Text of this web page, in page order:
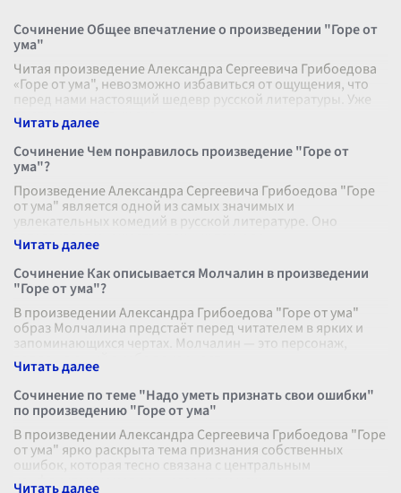
Сочинение Общее впечатление о произведении "Горе от
ума"
Читая произведение Александра Сергеевича Грибоедова
«Горе от ума", невозможно избавиться от ощущения, что
перед нами настоящий шедевр русской литературы. Уже
со страниц первых сцен
Сочинение Чем понравилось произведение "Горе от
ума"?
Произведение Александра Сергеевича Грибоедова "Горе
от ума" является одной из самых значимых и
увлекательных комедий в русской литературе. Оно
затрагивает множество вечных тем и во
Сочинение Как описывается Молчалин в произведении
"Горе от ума"?
В произведении Александра Грибоедова "Горе от ума"
образ Молчалина предстаёт перед читателем в ярких и
запоминающихся чертах. Молчалин — это персонаж,
воплощающий в себе покорность
Сочинение по теме "Надо уметь признать свои ошибки"
по произведению "Горе от ума"
В произведении Александра Сергеевича Грибоедова "Горе
от ума" ярко раскрыта тема признания собственных
ошибок, которая тесно связана с центральным
конфликтом комедии — разрывом меж